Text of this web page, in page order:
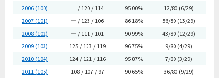
2006 (100)
― / 120 / 114 95.00%
12/80 (6/29)
2007 (101)
― / 123 / 106 86.18%
56/80 (13/29)
2008 (102)
― / 111 / 101 90.99%
43/80 (12/29)
2009 (103)
125 / 123 / 119 96.75%
9/80 (4/29)
2010 (104)
124 / 121 / 116 95.87%
7/80 (3/29)
2011 (105)
108 / 107 / 97 90.65%
36/80 (9/29)